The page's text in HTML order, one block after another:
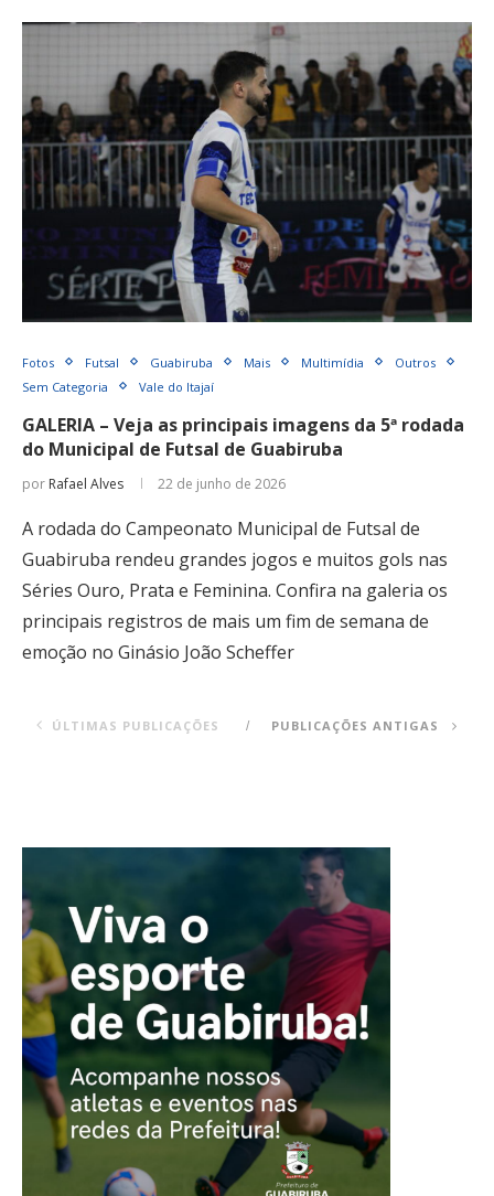
Fotos Futsal Guabiruba Mais Multimídia
Outros
Sem Categoria
Vale do Itajaí
GALERIA – Veja as principais imagens da 5ª rodada
do Municipal de Futsal de Guabiruba
por Rafael Alves 22 de junho de 2026
A rodada do Campeonato Municipal de Futsal de
Guabiruba rendeu grandes jogos e muitos gols nas
Séries Ouro, Prata e Feminina. Confira na galeria os
principais registros de mais um fim de semana de
emoção no Ginásio João Scheffer
ÚLTIMAS PUBLICAÇÕES PUBLICAÇÕES ANTIGAS